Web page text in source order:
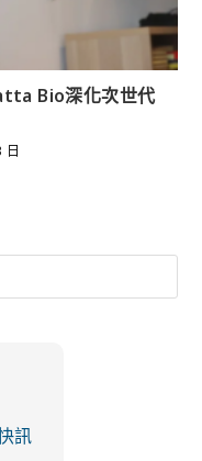
Bio深化次世代
日
訊